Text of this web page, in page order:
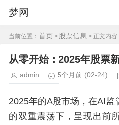
梦网
当前位置： 首页 > 股票信息 > 正文内容
从零开始：2025年股票
admin 5个月前 (02-24)
2025年的A股市场，在AI监
的双重震荡下，呈现出前